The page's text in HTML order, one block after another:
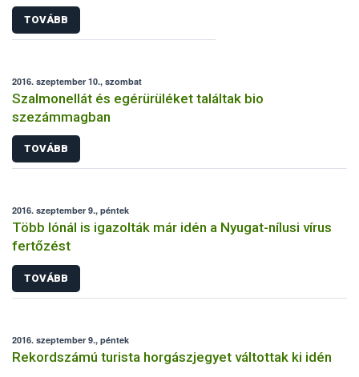
TOVÁBB
2016. szeptember 10., szombat
Szalmonellát és egérürüléket találtak bio
szezámmagban
TOVÁBB
2016. szeptember 9., péntek
Több lónál is igazolták már idén a Nyugat-nílusi vírus
fertőzést
TOVÁBB
2016. szeptember 9., péntek
Rekordszámú turista horgászjegyet váltottak ki idén